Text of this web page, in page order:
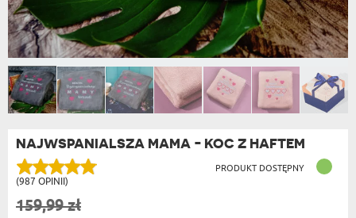
NAJWSPANIALSZA MAMA - KOC Z HAFTEM
(987 OPINII)
PRODUKT DOSTĘPNY
159,99 zł